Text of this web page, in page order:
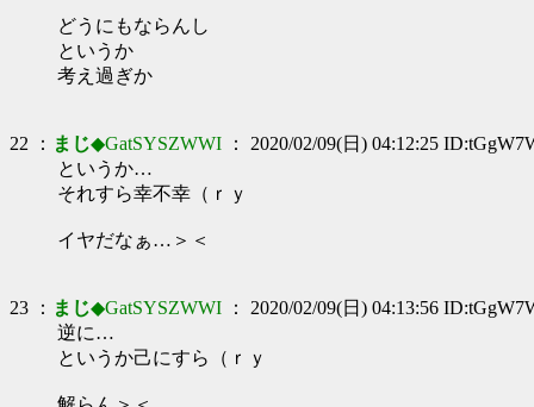
どうにもならんし
というか
考え過ぎか
22 ： まじ◆GatSYSZWWI ： 2020/02/09(日) 04:12:25
というか…
それすら幸不幸（ｒｙ
イヤだなぁ…＞＜
23 ： まじ◆GatSYSZWWI ： 2020/02/09(日) 04:13:56
逆に…
というか己にすら（ｒｙ